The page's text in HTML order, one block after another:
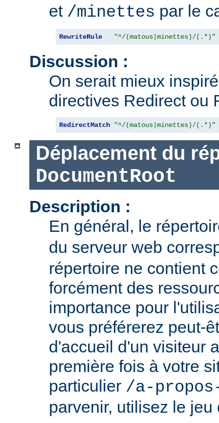
et /minettes par le
RewriteRule "^/(matous|minettes)/(.*)"
Discussion :
On serait mieux
directives Redirect ou
RedirectMatch "^/(matous|minettes)/(.*)"
Déplacement du
DocumentRoot
Description :
En général, le
du serveur web
répertoire ne contient
forcément des
importance pour
vous préférerez peut-
d'accueil d'un visiteur
première fois à votre
particulier /a-
parvenir, utilisez le